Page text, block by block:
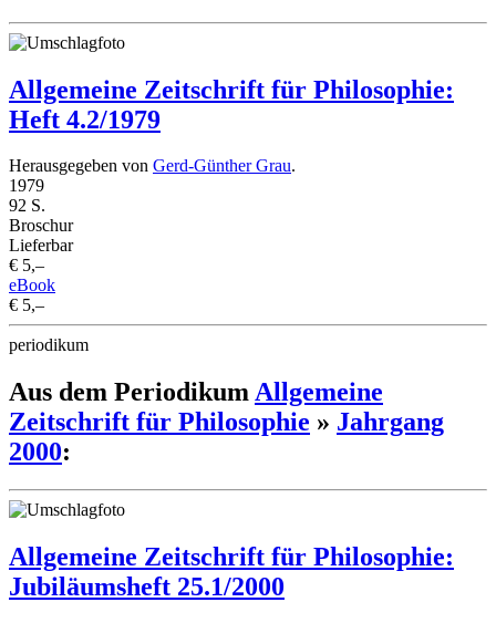
Allgemeine Zeitschrift für Philosophie:
Heft 4.2/1979
Herausgegeben von Gerd-Günther Grau.
1979
92 S.
Broschur
Lieferbar
€ 5,–
eBook
€ 5,–
periodikum
Aus dem PeriodikumAllgemeine
Zeitschrift für Philosophie » Jahrgang
2000:
Allgemeine Zeitschrift für Philosophie:
Jubiläumsheft 25.1/2000